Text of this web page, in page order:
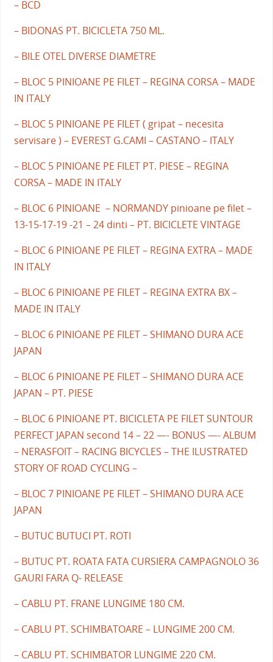
– BCD
– BIDONAS PT. BICICLETA 750 ML.
– BILE OTEL DIVERSE DIAMETRE
– BLOC 5 PINIOANE PE FILET – REGINA CORSA – MADE
IN ITALY
– BLOC 5 PINIOANE PE FILET ( gripat – necesita
servisare ) – EVEREST G.CAMI – CASTANO – ITALY
– BLOC 5 PINIOANE PE FILET PT. PIESE – REGINA
CORSA – MADE IN ITALY
– BLOC 6 PINIOANE – NORMANDY pinioane pe filet –
13-15-17-19 -21 – 24 dinti – PT. BICICLETE VINTAGE
– BLOC 6 PINIOANE PE FILET – REGINA EXTRA – MADE
IN ITALY
– BLOC 6 PINIOANE PE FILET – REGINA EXTRA BX –
MADE IN ITALY
– BLOC 6 PINIOANE PE FILET – SHIMANO DURA ACE
JAPAN
– BLOC 6 PINIOANE PE FILET – SHIMANO DURA ACE
JAPAN – PT. PIESE
– BLOC 6 PINIOANE PT. BICICLETA PE FILET SUNTOUR
PERFECT JAPAN second 14 – 22 —- BONUS —- ALBUM
– NERASFOIT – RACING BICYCLES – THE ILUSTRATED
STORY OF ROAD CYCLING –
– BLOC 7 PINIOANE PE FILET – SHIMANO DURA ACE
JAPAN
– BUTUC BUTUCI PT. ROTI
– BUTUC PT. ROATA FATA CURSIERA CAMPAGNOLO 36
GAURI FARA Q- RELEASE
– CABLU PT. FRANE LUNGIME 180 CM.
– CABLU PT. SCHIMBATOARE – LUNGIME 200 CM.
– CABLU PT. SCHIMBATOR LUNGIME 220 CM.